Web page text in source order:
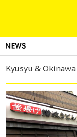
Kyusyu & Okinawa